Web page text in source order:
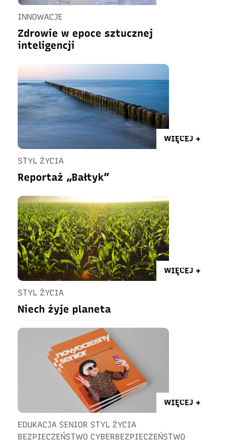
INNOWACJE
Zdrowie w epoce sztucznej
inteligencji
WIĘCEJ +
STYL ŻYCIA
Reportaż „Bałtyk”
WIĘCEJ +
STYL ŻYCIA
Niech żyje planeta
WIĘCEJ +
EDUKACJA SENIOR STYL ŻYCIA
BEZPIECZEŃSTWO CYBERBEZPIECZEŃSTWO